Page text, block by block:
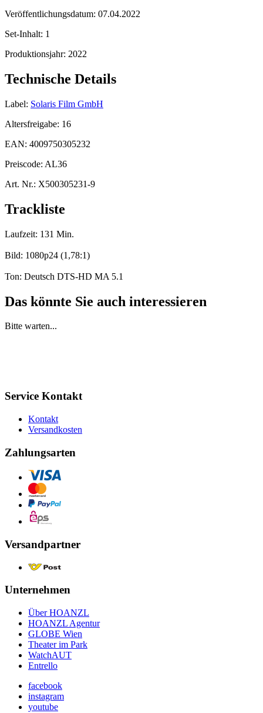
Veröffentlichungsdatum: 07.04.2022
Set-Inhalt: 1
Produktionsjahr: 2022
Technische Details
Label: Solaris Film GmbH
Altersfreigabe: 16
EAN: 4009750305232
Preiscode: AL36
Art. Nr.: X500305231-9
Trackliste
Laufzeit: 131 Min.
Bild: 1080p24 (1,78:1)
Ton: Deutsch DTS-HD MA 5.1
Das könnte Sie auch interessieren
Bitte warten...
Service Kontakt
Kontakt
Versandkosten
Zahlungsarten
Versandpartner
Unternehmen
Über HOANZL
HOANZL Agentur
GLOBE Wien
Theater im Park
WatchAUT
Entrello
facebook
instagram
youtube